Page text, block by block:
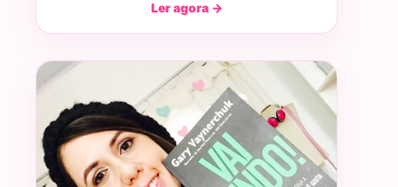
Ler agora →